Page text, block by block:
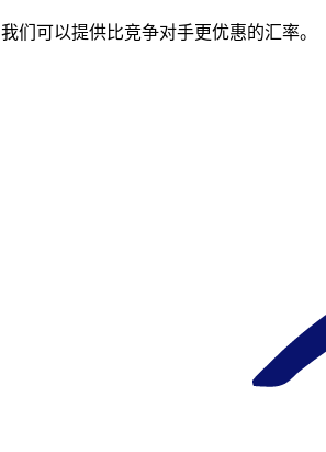
我们可以提供比竞争对手更优惠的汇率。